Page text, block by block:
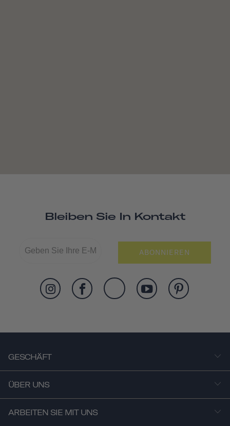
Bleiben Sie In Kontakt
ABONNIEREN
GESCHÄFT
ÜBER UNS
ARBEITEN SIE MIT UNS